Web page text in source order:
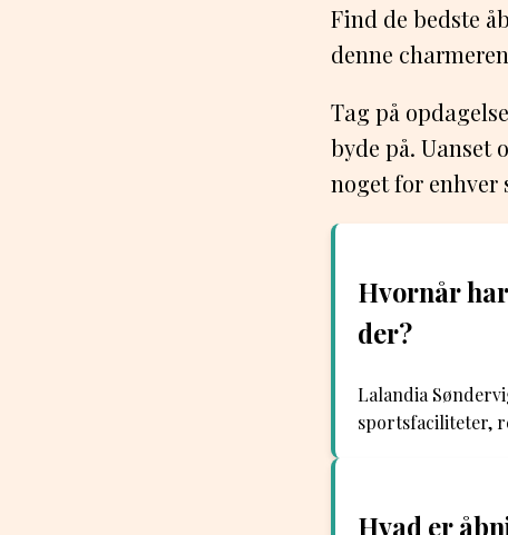
Find de bedste
denne
Tag på
byde på.
noget for enhver
Hvornår
der?
Lalandia
sportsfaciliteter,
Hvad er